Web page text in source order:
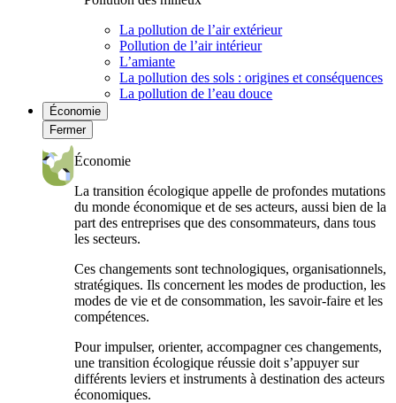
La pollution de l’air extérieur
Pollution de l’air intérieur
L’amiante
La pollution des sols : origines et conséquences
La pollution de l’eau douce
Économie
Fermer
Économie
La transition écologique appelle de profondes mutations
du monde économique et de ses acteurs, aussi bien de la
part des entreprises que des consommateurs, dans tous
les secteurs.
Ces changements sont technologiques, organisationnels,
stratégiques. Ils concernent les modes de production, les
modes de vie et de consommation, les savoir-faire et les
compétences.
Pour impulser, orienter, accompagner ces changements,
une transition écologique réussie doit s’appuyer sur
différents leviers et instruments à destination des acteurs
économiques.